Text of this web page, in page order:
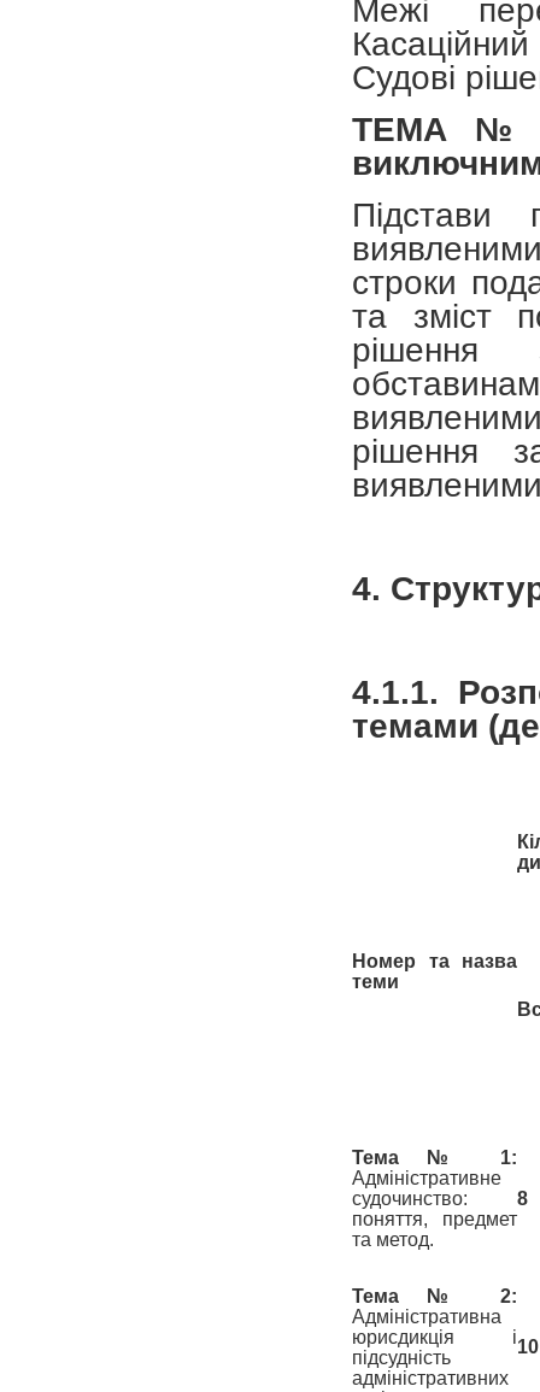
Межі
Судові
ТЕМА №
Підстави
строки
та зміст
рішення
рішення
4.
4.1.1.
темами
Номер та назва
теми
Тема № 1:
Адміністративне
судочинство:
поняття, предмет
та метод.
8
Тема № 2:
Адміністративна
юрисдикція і
підсудність
адміністративних
10